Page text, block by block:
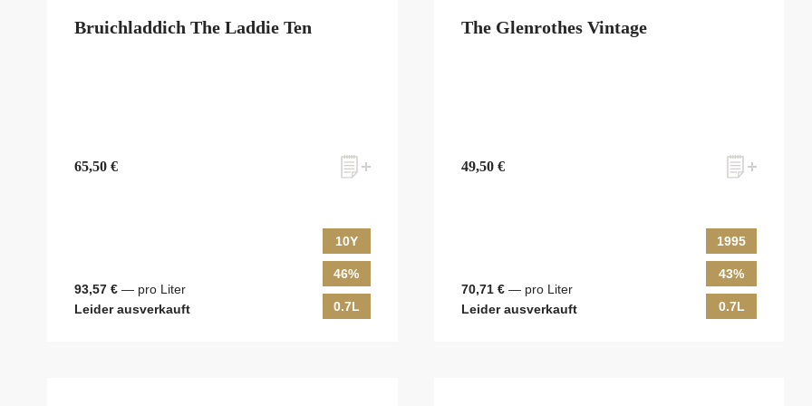
Bruichladdich The Laddie Ten
65,50 €
93,57 € — pro Liter
Leider ausverkauft
10Y
46%
0.7L
The Glenrothes Vintage
49,50 €
70,71 €— pro Liter
Leider ausverkauft
1995
43%
0.7L